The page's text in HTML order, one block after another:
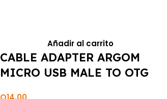
Añadir al carrito
CABLE ADAPTER ARGOM
MICRO USB MALE TO OTG